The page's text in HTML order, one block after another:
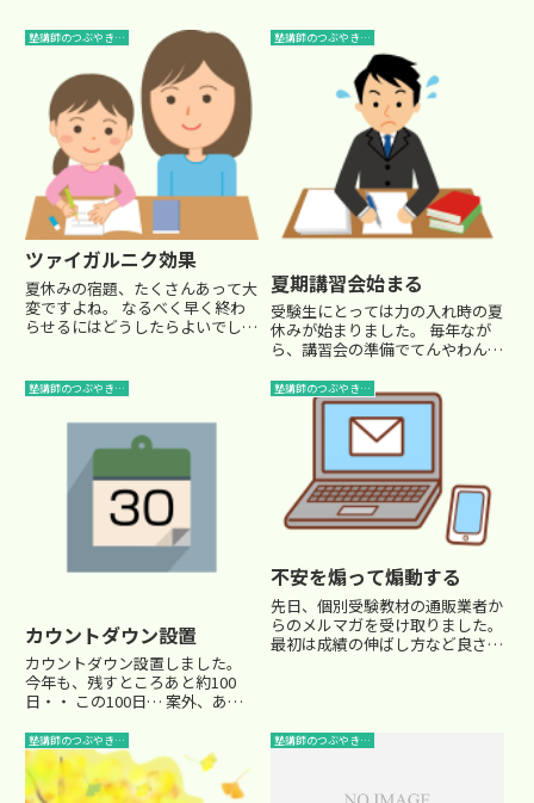
塾講師のつぶやき…
ツァイガルニク効果
夏休みの宿題、たくさんあって大
変ですよね。 なるべく早く終わ
らせるにはどうしたらよいでしょ
に取り掛かると、中途半端だと気
持ちが悪く緊張感が持続する。
逆に完了すると緊張感が緩和す
塾講師のつぶやき…
夏期講習会始まる
受験生にとっては力の入れ時の夏
休みが始まりました。 毎年なが
ら、講習会の準備でてんやわんや
に準備しておけばいいのですが、
そう、早めに準備もしているので
すが‥面談の後処理やら、新入生
の対応やら、講習会内容の予習...
塾講師のつぶやき…
カウントダウン設置
カウントダウン設置しました。
今年も、残すところあと約100
日・・ この100日… 案外、あっ
のご家庭にとっては慌しい日々が
やってきます。 でも、あせって
ばかりいても仕方ありません。
時間をうまくやりくりして、...
塾講師のつぶやき…
不安を煽って煽動する
先日、個別受験教材の通販業者か
らのメルマガを受け取りました。
最初は成績の伸ばし方など良さそ
が知らない進学塾の秘密」 「陥...
塾講師のつぶやき… 塾講師のつぶやき…